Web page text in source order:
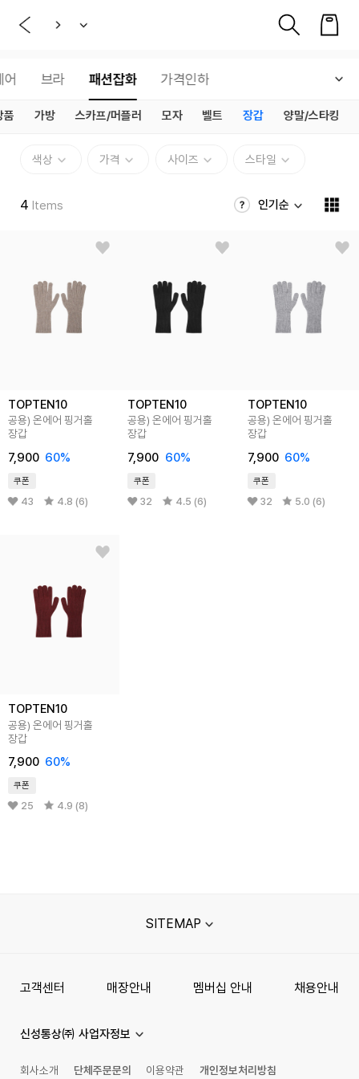
어 브라 패션잡화 가격인하
품 가방 스카프/머플러 모자 벨트 장갑 양말/스타킹
색상 가격 사이즈 스타일
4 Items 인기순
TOPTEN10
공용) 온에어 핑거홀
장갑
7,900 60%
쿠폰
43 4.8 (6)
TOPTEN10
공용) 온에어 핑거홀
장갑
7,900 60%
쿠폰
32 4.5 (6)
TOPTEN10
공용) 온에어 핑거홀
장갑
7,900 60%
쿠폰
32 5.0 (6)
TOPTEN10
공용) 온에어 핑거홀
장갑
7,900 60%
쿠폰
25 4.9 (8)
SITEMAP
고객센터 매장안내 멤버십 안내 채용안내
신성통상㈜ 사업자정보
회사소개 단체주문문의 이용약관 개인정보처리방침